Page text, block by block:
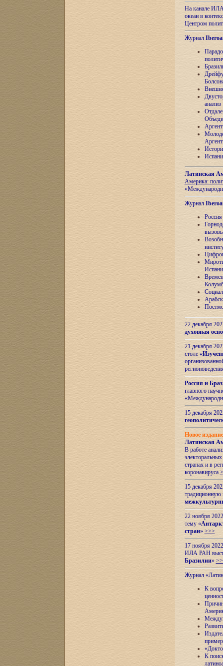
На канале
океан в
Центром
Журнал
анализ
Латинская
Америка:
Журнал
22 декабря
духовная
21 декабря
столе
Россия и
главного
15 декабря
Новое
Латинская
В работе
странах и в
коронавируса
15 декабря
22 ноября
тему «
стран» >>>
17 ноября
ИЛА РАН
Бразилии»
Журнал
К
К